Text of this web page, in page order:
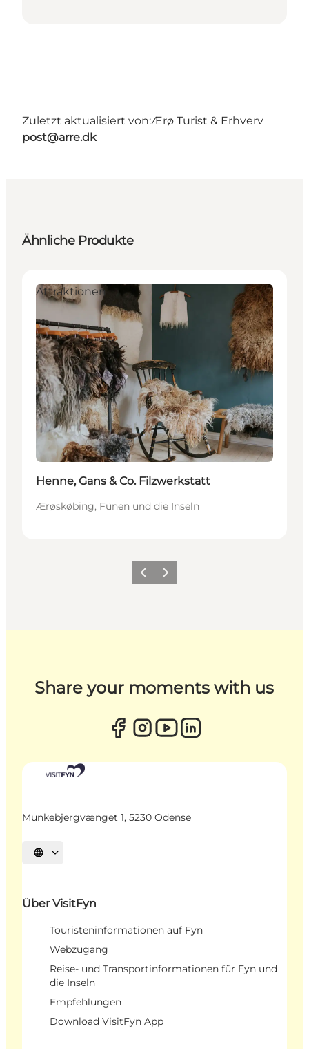
Zuletzt aktualisiert von:Ærø Turist & Erhverv
post@arre.dk
Ähnliche Produkte
Attraktionen
Henne, Gans & Co. Filzwerkstatt
Ærøskøbing, Fünen und die Inseln
ZurückWeiter
Share your moments with us
Munkebjergvænget 1, 5230 Odense
Sprache auswählen
Über VisitFyn
Touristeninformationen auf Fyn
Webzugang
Reise- und Transportinformationen für Fyn und
die Inseln
Empfehlungen
Download VisitFyn App